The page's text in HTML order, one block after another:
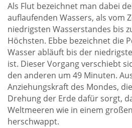
Als Flut bezeichnet man dabei
auflaufenden Wassers, als vom
niedrigsten Wasserstandes bis
Höchsten. Ebbe bezeichnet die
Wasser abläuft bis der
ist. Dieser Vorgang verschiebt
den anderen um 49 Minuten.
Anziehungskraft des Mondes,
Drehung der Erde dafür sorgt,
Weltmeeren wie in einem
herschwappt.